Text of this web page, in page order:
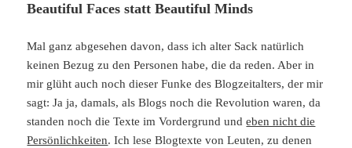
Beautiful Faces statt Beautiful Minds
Mal ganz abgesehen davon, dass ich alter Sack natürlich
keinen Bezug zu den Personen habe, die da reden. Aber in
mir glüht auch noch dieser Funke des Blogzeitalters, der mir
sagt: Ja ja, damals, als Blogs noch die Revolution waren, da
standen noch die Texte im Vordergrund undeben nicht die
Persönlichkeiten. Ich lese Blogtexte von Leuten, zu denen